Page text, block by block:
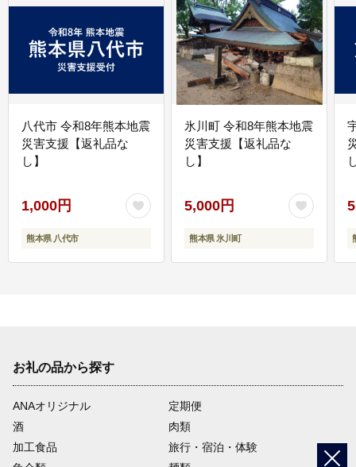
八代市 令和8年熊本地震
災害支援【返礼品な
し】
1,000円
熊本県 八代市
氷川町 令和8年熊本地震
災害支援【返礼品な
し】
5,000円
熊本県 氷川町
お礼の品から探す
ANAオリジナル
定期便
酒
肉類
加工食品
旅行・宿泊・体験